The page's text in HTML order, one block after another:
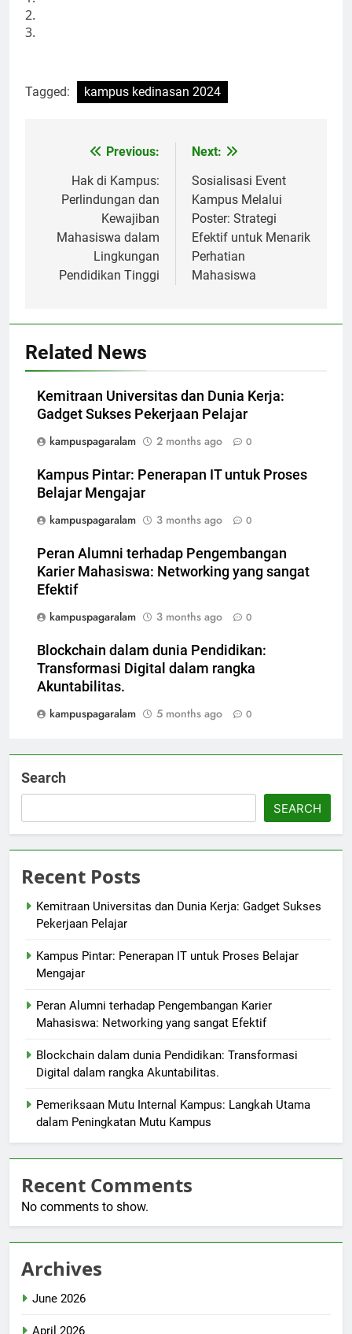
2.
3.
Tagged: kampus kedinasan 2024
navigation
Previous:
Hak di Kampus:
Perlindungan dan
Kewajiban
Mahasiswa dalam
Lingkungan
Pendidikan Tinggi
Next:
Sosialisasi Event
Kampus Melalui
Poster: Strategi
Efektif untuk Menarik
Perhatian
Mahasiswa
Related News
Kemitraan Universitas dan Dunia Kerja:
Gadget Sukses Pekerjaan Pelajar
kampuspagaralam
2 months ago 0
Kampus Pintar: Penerapan IT untuk Proses
Belajar Mengajar
kampuspagaralam
3 months ago 0
Peran Alumni terhadap Pengembangan
Karier Mahasiswa: Networking yang sangat
Efektif
kampuspagaralam
3 months ago 0
Blockchain dalam dunia Pendidikan:
Transformasi Digital dalam rangka
Akuntabilitas.
kampuspagaralam
5 months ago 0
Search
SEARCH
Recent Posts
Kemitraan Universitas dan Dunia Kerja: Gadget Sukses
Pekerjaan Pelajar
Kampus Pintar: Penerapan IT untuk Proses Belajar
Mengajar
Peran Alumni terhadap Pengembangan Karier
Mahasiswa: Networking yang sangat Efektif
Blockchain dalam dunia Pendidikan: Transformasi
Digital dalam rangka Akuntabilitas.
Pemeriksaan Mutu Internal Kampus: Langkah Utama
dalam Peningkatan Mutu Kampus
Recent Comments
No comments to show.
Archives
June 2026
April 2026